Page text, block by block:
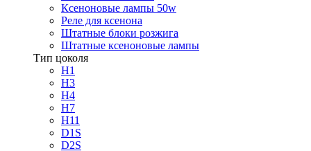
Ксеноновые лампы 50w
Реле для ксенона
Штатные блоки розжига
Штатные ксеноновые лампы
Тип цоколя
H1
H3
H4
H7
H11
D1S
D2S